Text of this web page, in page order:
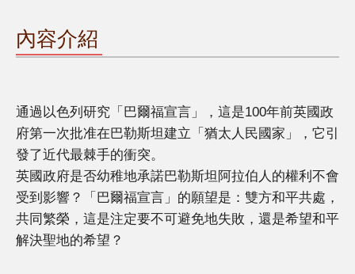
內容介紹
通過以色列研究「巴爾福宣言」，這是100年前英國政
府第一次批准在巴勒斯坦建立「猶太人民國家」，它引
發了近代最棘手的衝突。
英國政府是否幼稚地承諾巴勒斯坦阿拉伯人的權利不會
受到影響？「巴爾福宣言」的願望是：雙方和平共處，
共同繁榮，這是注定要不可避免地失敗，還是希望和平
解決聖地的希望？